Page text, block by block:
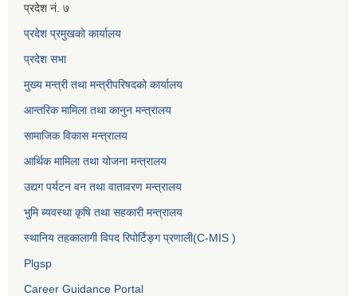
प्रदेश नं. ७
प्रदेश प्रमुखको कार्यालय
प्रदेश सभा
मुख्य मन्त्री तथा मन्त्रीपरिषदको कार्यालय
आन्तरिक मामिला तथा कानुन मन्त्रालय
सामाजिक विकास मन्त्रालय
आर्थिक मामिला तथा योजना मन्त्रालय
उद्यग पर्यटन वन तथा वातावरण मन्त्रालय
भुमि ब्यवस्था कृषि तथा सहकारी मन्त्रालय
स्थानिय तहकालागी विपद रिपोर्टिङ्ग प्रणाली(C-MIS )
Plgsp
Career Guidance Portal